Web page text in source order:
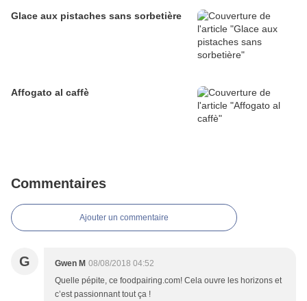
Glace aux pistaches sans sorbetière
Affogato al caffè
Commentaires
Ajouter un commentaire
G Gwen M 08/08/2018 04:52
Quelle pépite, ce foodpairing.com! Cela ouvre les horizons et
c’est passionnant tout ça !